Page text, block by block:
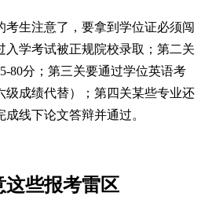
考生注意了，要拿到学位证必须闯
入学考试被正规院校录取；第二关
80分；第三关要通过学位英语考
级成绩代替）；第四关某些专业还
线下论文答辩并通过。
这些报考雷区